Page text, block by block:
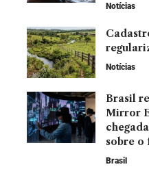
Notícias
Notícias
Brasil
Mirror
sobre o
Brasil